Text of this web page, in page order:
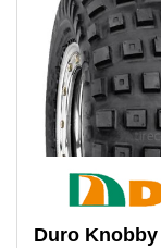
Duro Knobby